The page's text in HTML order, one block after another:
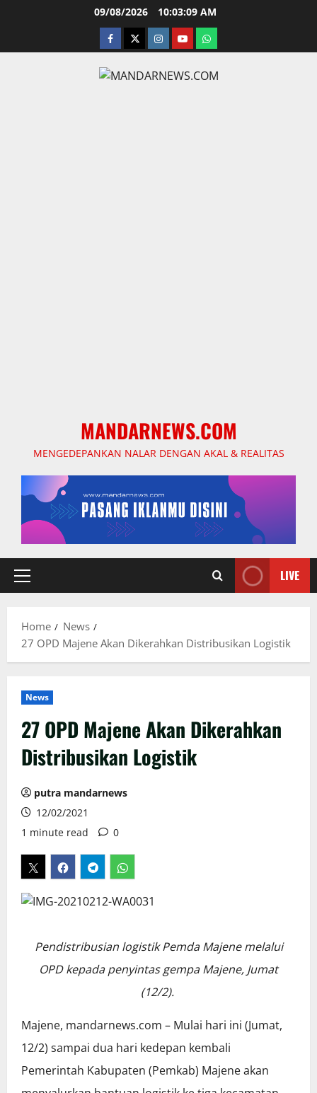
09/08/2026 10:03:10 AM
facebooktwitterinstagram.com
youtubewhatsapp
MANDARNEWS.COM
MENGEDEPANKAN NALAR DENGAN AKAL & REALITAS
Primary
LIVE
Home
News
27 OPD Majene Akan Dikerahkan Distribusikan Logistik
News
27 OPD Majene Akan Dikerahkan
Distribusikan Logistik
putra mandarnews
12/02/2021
1 minute read
0
Pendistribusian logistik Pemda Majene melalui
OPD kepada penyintas gempa Majene, Jumat
(12/2).
Majene, mandarnews.com – Mulai hari ini (Jumat,
12/2) sampai dua hari kedepan kembali
Pemerintah Kabupaten (Pemkab) Majene akan